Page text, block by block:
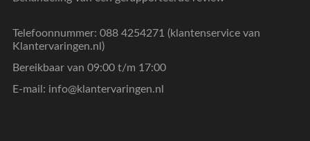
Telefoonnummer: 088 4254271 (klantenservice van
Klantervaringen.nl)
Bereikbaar van 09:00 t/m 17:00
E-mail: info@klantervaringen.nl